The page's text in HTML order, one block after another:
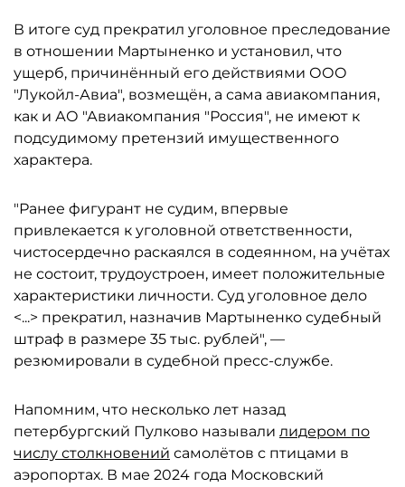
В итоге суд прекратил уголовное преследование
в отношении Мартыненко и установил, что
ущерб, причинённый его действиями ООО
"Лукойл-Авиа", возмещён, а сама авиакомпания,
как и АО "Авиакомпания "Россия", не имеют к
подсудимому претензий имущественного
характера.
"Ранее фигурант не судим, впервые
привлекается к уголовной ответственности,
чистосердечно раскаялся в содеянном, на учётах
не состоит, трудоустроен, имеет положительные
характеристики личности. Суд уголовное дело
<...> прекратил, назначив Мартыненко судебный
штраф в размере 35 тыс. рублей", —
резюмировали в судебной пресс-службе.
Напомним, что несколько лет назад
петербургский Пулково называли лидером по
числу столкновений самолётов с птицами в
аэропортах. В мае 2024 года Московский